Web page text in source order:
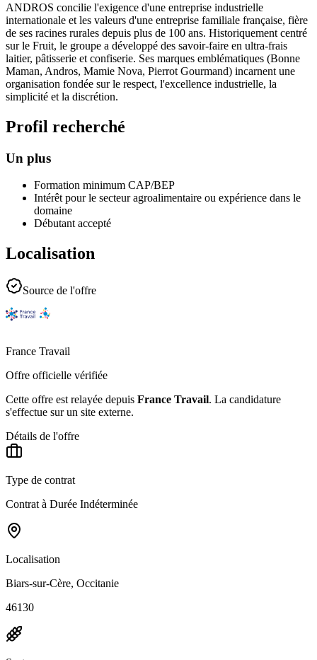
ANDROS concilie l'exigence d'une entreprise industrielle
internationale et les valeurs d'une entreprise familiale française, fière
de ses racines rurales depuis plus de 100 ans. Historiquement centré
sur le Fruit, le groupe a développé des savoir-faire en ultra-frais
laitier, pâtisserie et confiserie. Ses marques emblématiques (Bonne
Maman, Andros, Mamie Nova, Pierrot Gourmand) incarnent une
organisation fondée sur le respect, l'excellence industrielle, la
simplicité et la discrétion.
Profil recherché
Un plus
Formation minimum CAP/BEP
Intérêt pour le secteur agroalimentaire ou expérience dans le
domaine
Débutant accepté
Localisation
Source de l'offre
France Travail
Offre officielle vérifiée
Cette offre est relayée depuis France Travail. La candidature
s'effectue sur un site externe.
Détails de l'offre
Type de contrat
Contrat à Durée Indéterminée
Localisation
Biars-sur-Cère, Occitanie
46130